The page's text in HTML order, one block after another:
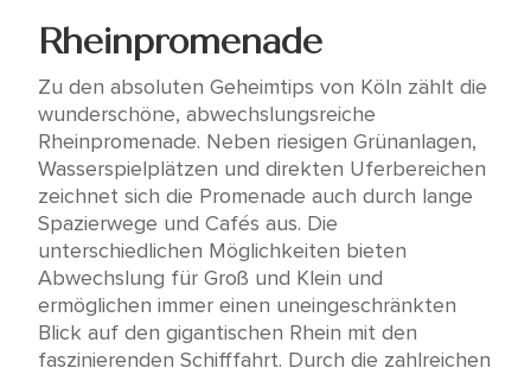
Rheinpromenade
Zu den absoluten Geheimtips von Köln zählt die
wunderschöne, abwechslungsreiche
Rheinpromenade. Neben riesigen Grünanlagen,
Wasserspielplätzen und direkten Uferbereichen
zeichnet sich die Promenade auch durch lange
Spazierwege und Cafés aus. Die
unterschiedlichen Möglichkeiten bieten
Abwechslung für Groß und Klein und
ermöglichen immer einen uneingeschränkten
Blick auf den gigantischen Rhein mit den
faszinierenden Schifffahrt. Durch die zahlreichen